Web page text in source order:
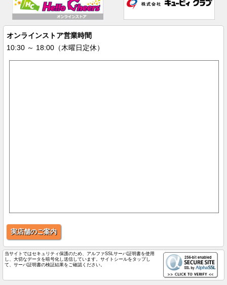
オンラインストア営業時間
10:30 ～ 18:00（木曜日定休）
実店舗のご案内
当サイトではセキュリティ保護のため、アルファSSLサーバ証明書を使用
し、大切なデータを暗号化し送信しています。サイトシールをタップし
て、サーバ証明書の検証結果をご確認ください。